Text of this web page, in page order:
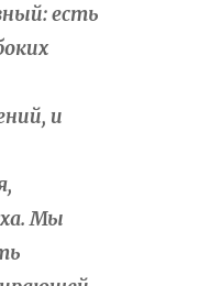
есть
и
Мы